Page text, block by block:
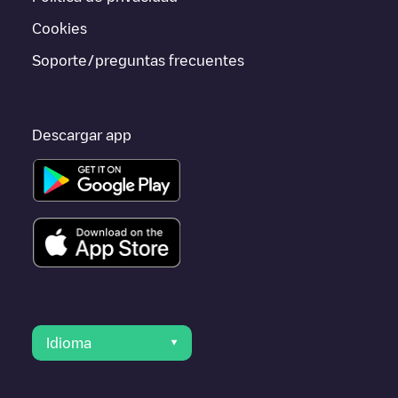
Cookies
Soporte/preguntas frecuentes
Descargar app
Idioma